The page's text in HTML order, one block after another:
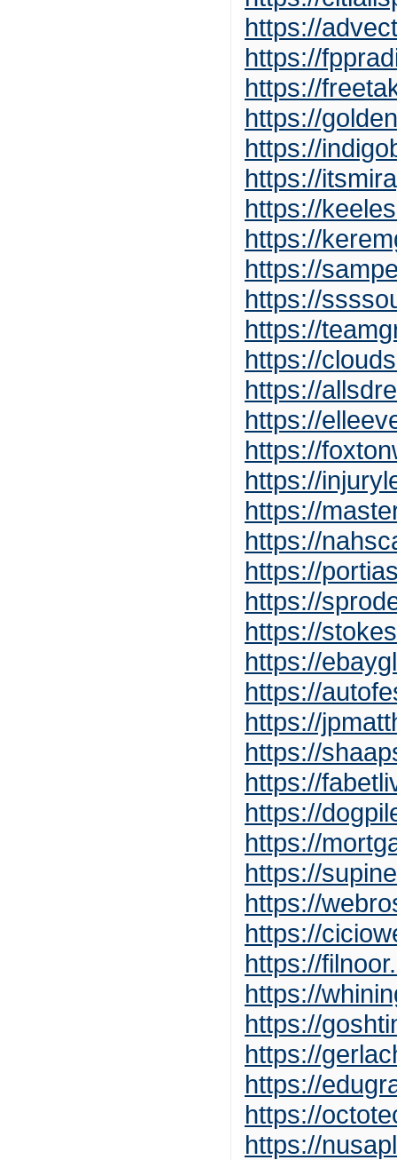
https://
https://
https://
https://
https://
https://
https://
https://
https://
https://
https://
https://
https://
https://
https://
https://
https://
https://
https://
https://
https://
https://
https://
https://
https://
https://
https://
https://
https://
https://
https://
https://
https://
https://
https://
https://
https://
https://